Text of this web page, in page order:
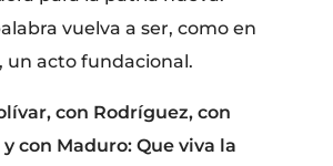
vuelva a ser, como en
un acto fundacional.
con Rodríguez, con
y con Maduro: Que viva la